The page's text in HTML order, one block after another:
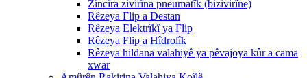
Zîncîra zivirîna pneumatîk (bizivirîne)
Rêzeya Flip a Destan
Rêzeya Elektrîkî ya Flip
Rêzeya Flip a Hîdrolîk
Rêzeya hildana valahiyê ya pêvajoya kûr a cama
xwar